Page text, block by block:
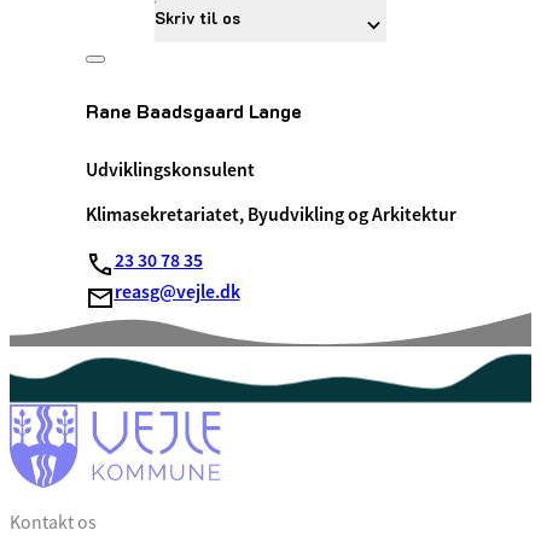
Skriv til os
Rane Baadsgaard Lange
Udviklingskonsulent
Klimasekretariatet, Byudvikling og Arkitektur
23 30 78 35
reasg@vejle.dk
Kontakt os